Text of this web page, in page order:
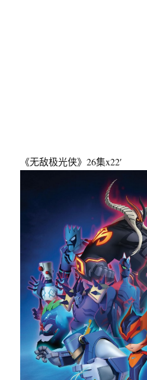
《无敌极光侠》26集x22′